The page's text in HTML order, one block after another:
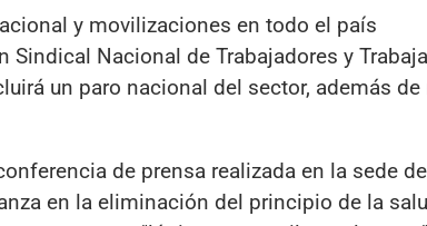
y movilizaciones en todo el país
Sindical Nacional de Trabajadores y
un paro nacional del sector, además
de prensa realizada en la sede
en la eliminación del principio de la